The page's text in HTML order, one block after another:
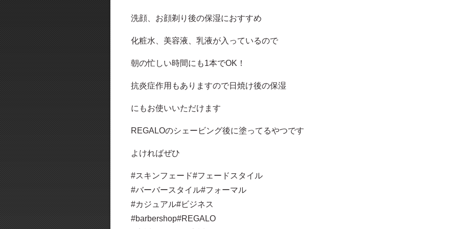
洗顔、お顔剃り後の保湿におすすめ
化粧水、美容液、乳液が入っているので
朝の忙しい時間にも1本でOK！
抗炎症作用もありますので日焼け後の保湿
にもお使いいただけます
REGALOのシェービング後に塗ってるやつです
よければぜひ
#スキンフェード#フェードスタイル
#バーバースタイル#フォーマル
#カジュアル#ビジネス
#barbershop#REGALO